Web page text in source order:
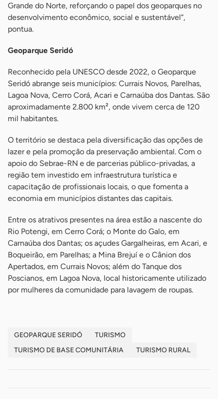
Grande do Norte, reforçando o papel dos geoparques no
desenvolvimento econômico, social e sustentável”,
pontua.
Geoparque Seridó
Reconhecido pela UNESCO desde 2022, o Geoparque
Seridó abrange seis municípios: Currais Novos, Parelhas,
Lagoa Nova, Cerro Corá, Acari e Carnaúba dos Dantas. São
aproximadamente 2.800 km², onde vivem cerca de 120
mil habitantes.
O território se destaca pela diversificação das opções de
lazer e pela promoção da preservação ambiental. Com o
apoio do Sebrae-RN e de parcerias público-privadas, a
região tem investido em infraestrutura turística e
capacitação de profissionais locais, o que fomenta a
economia em municípios distantes das capitais.
Entre os atrativos presentes na área estão a nascente do
Rio Potengi, em Cerro Corá; o Monte do Galo, em
Carnaúba dos Dantas; os açudes Gargalheiras, em Acari, e
Boqueirão, em Parelhas; a Mina Brejuí e o Cânion dos
Apertados, em Currais Novos; além do Tanque dos
Poscianos, em Lagoa Nova, local historicamente utilizado
por mulheres da comunidade para lavagem de roupas.
GEOPARQUE SERIDÓ
TURISMO
TURISMO DE BASE COMUNITÁRIA
TURISMO RURAL